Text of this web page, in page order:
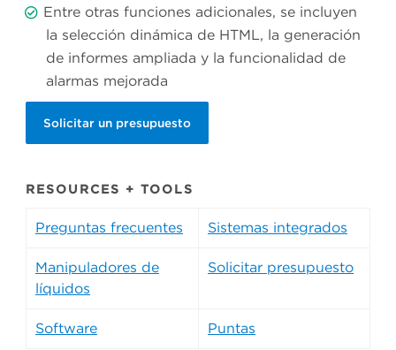
Entre otras funciones adicionales, se incluyen
la selección dinámica de HTML, la generación
de informes ampliada y la funcionalidad de
alarmas mejorada
Solicitar un presupuesto
RESOURCES + TOOLS
Preguntas frecuentes Sistemas integrados
Manipuladores de
líquidos
Solicitar presupuesto
Software Puntas